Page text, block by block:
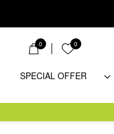
0 הרשימה שלי
0
SPECIAL OFFER